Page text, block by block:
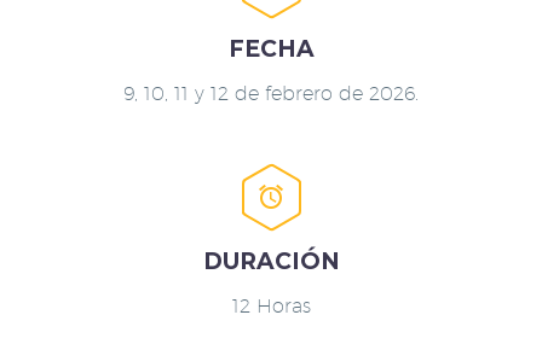
FECHA
9, 10, 11 y 12 de febrero de 2026.


DURACIÓN
12 Horas